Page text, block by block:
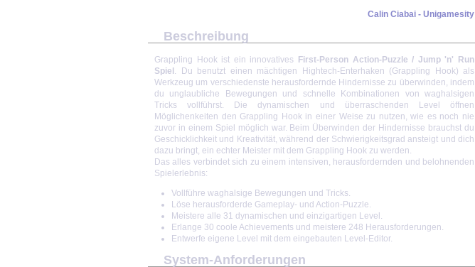
Calin Ciabai - Unigamesity
Beschreibung
Grappling Hook ist ein innovatives First-Person Action-Puzzle / Jump 'n' Run
Spiel . Du benutzt einen mächtigen Hightech-Enterhaken (Grappling Hook) als
Werkzeug um verschiedenste herausfordernde Hindernisse zu überwinden, indem
du unglaubliche Bewegungen und schnelle Kombinationen von waghalsigen
Tricks vollführst. Die dynamischen und überraschenden Level öffnen
Möglichenkeiten den Grappling Hook in einer Weise zu nutzen, wie es noch nie
zuvor in einem Spiel möglich war. Beim Überwinden der Hindernisse brauchst du
Geschicklichkeit und Kreativität, während der Schwierigkeitsgrad ansteigt und dich
dazu bringt, ein echter Meister mit dem Grappling Hook zu werden.
Das alles verbindet sich zu einem intensiven, herausfordernden und belohnenden
Spielerlebnis:
Vollführe waghalsige Bewegungen und Tricks.
Löse herausforderde Gameplay- und Action-Puzzle.
Meistere alle 31 dynamischen und einzigartigen Level.
Erlange 30 coole Achievements und meistere 248 Herausforderungen.
Entwerfe eigene Level mit dem eingebauten Level-Editor.
System-Anforderungen